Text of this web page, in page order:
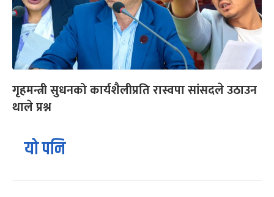
गृहमन्त्री सुधनको कार्यशैलीप्रति रास्वपा सांसदले उठाउन
थाले प्रश्न
यो पनि